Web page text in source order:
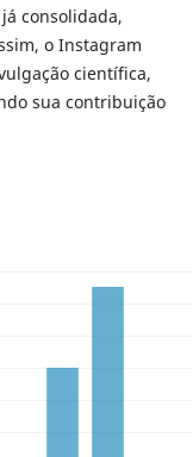
consolidada,
o Instagram
científica,
sua contribuição